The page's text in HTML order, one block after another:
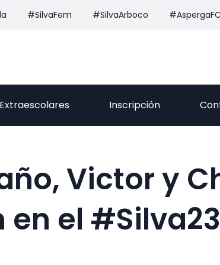
#SilvaFem #SilvaArboco #AspergaFC
Extraescolares Inscripción
Victor y
el